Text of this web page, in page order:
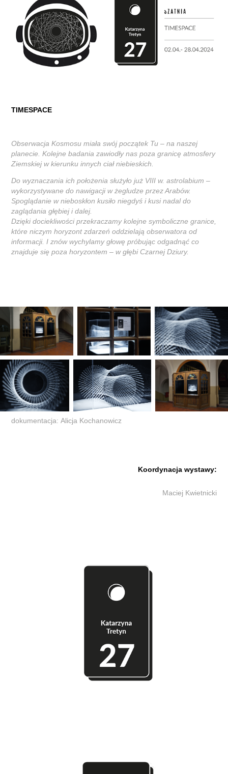
TIMESPACE
Obserwacja Kosmosu miała swój początek Tu – na naszej
planecie. Kolejne badania zawiodły nas poza granicę atmosfery
Ziemskiej w kierunku innych ciał niebieskich.
Do wyznaczania ich położenia służyło już VIII w. astrolabium –
wykorzystywane do nawigacji w żegludze przez Arabów.
Spoglądanie w nieboskłon kusiło niegdyś i kusi nadal do
zaglądania głębiej i dalej.
Dzięki dociekliwości przekraczamy kolejne symboliczne granice,
które niczym horyzont zdarzeń oddzielają obserwatora od
informacji. I znów wychylamy głowę próbując odgadnąć co
znajduje się poza horyzontem – w głębi Czarnej Dziury.
dokumentacja: Alicja Kochanowicz
Koordynacja wystawy:
Maciej Kwietnicki